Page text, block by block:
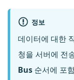
정보
데이터에 대한
청을 서버에 전
Bus 순서에 포